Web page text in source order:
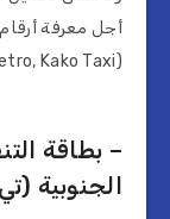
أجل معرفة
(naver map, Kakao map, Kakao metro, Kako Taxi)
– بطاقة
الجنوبية